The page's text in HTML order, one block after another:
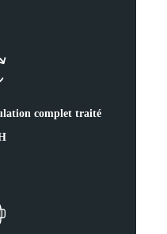
complet traité